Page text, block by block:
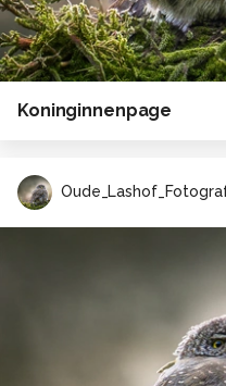
Koninginnenpage